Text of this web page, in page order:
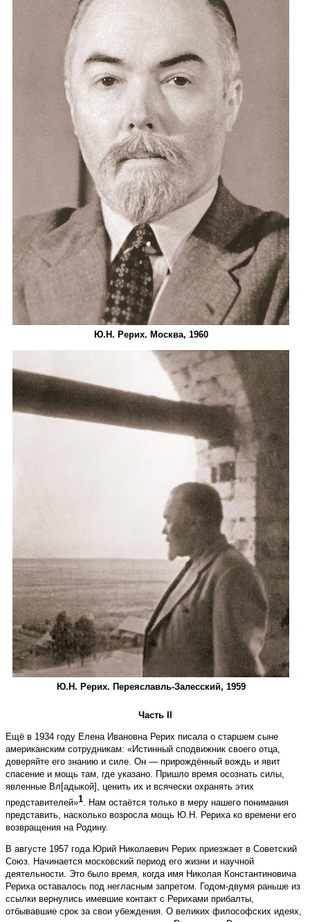
Ю.Н. Рерих. Москва, 1960
Ю.Н. Рерих. Переяславль­-Залесский, 1959
Часть II
Ещё в 1934 году Елена Ивановна Рерих писала о старшем сыне
американским сотрудникам: «Истинный сподвижник своего отца,
доверяйте его знанию и силе. Он — прирождённый вождь и явит
спасение и мощь там, где указано. Пришло время осознать силы,
явленные Вл[адыкой], ценить их и всячески охранять этих
представителей»1. Нам остаётся только в меру нашего понимания
представить, насколько возросла мощь Ю.Н. Рериха ко времени его
возвращения на Родину.
В августе 1957 года Юрий Николаевич Рерих приезжает в Советский
Союз. Начинается московский период его жизни и научной
деятельности. Это было время, когда имя Николая Константиновича
Рериха оставалось под негласным запретом. Годом-двумя раньше из
ссылки вернулись имевшие контакт с Рерихами прибалты,
отбывавшие срок за свои убеждения. О великих философских идеях,